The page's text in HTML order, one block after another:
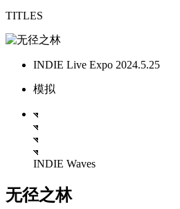
TITLES
INDIE Live Expo 2024.5.25
模拟
INDIE Waves
无径之林